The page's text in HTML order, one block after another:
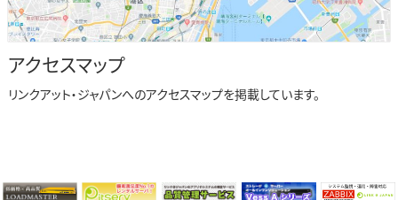
アクセスマップ
リンクアット・ジャパンへのアクセスマップを掲載しています。